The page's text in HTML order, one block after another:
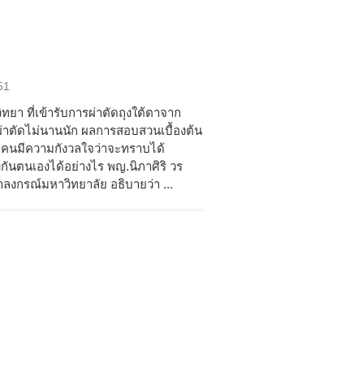
า ที่เข้ารับการผ่าตัดถุงใต้ตาจาก
ตัดไม่นานนัก ผลการสอบสวนเบื้องต้น
นมีความกังวลใจว่าจะทราบได้
นตนเองได้อย่างไร พญ.นิภาศิริ วร
งกรณ์มหาวิทยาลัย อธิบายว่า ...